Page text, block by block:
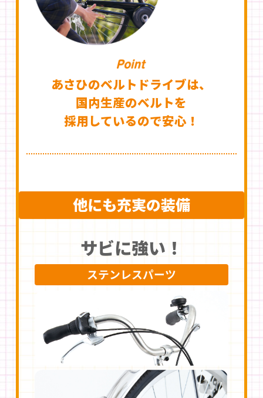
あさひのベルトドライブは、
国内生産のベルトを
採用しているので安心！
他にも充実の装備
サビに強い！
ステンレスパーツ